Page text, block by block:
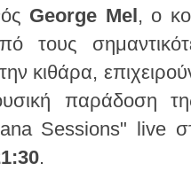
George Mel, ο
παράδοση
Sessions" live
.